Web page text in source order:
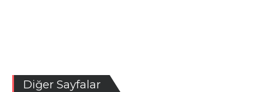
Diğer Sayfalar